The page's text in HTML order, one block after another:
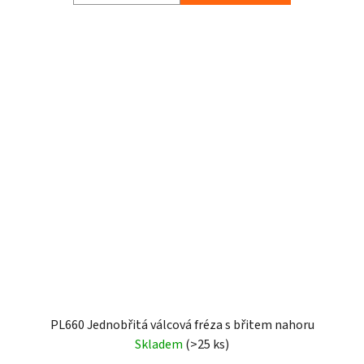
PL660 Jednobřitá válcová fréza s břitem nahoru
Skladem (>25 ks)